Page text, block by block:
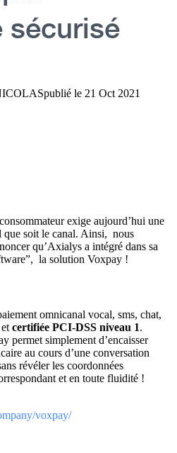
sécurisé
publié le 21 Oct 2021
exige aujourd’hui une
que soit le canal. Ainsi, nous
qu’Axialys a intégré dans sa
la solution Voxpay !
omnicanal vocal, sms, chat,
certifiée PCI-DSS niveau 1.
permet simplement d’encaisser
au cours d’une conversation
révéler les coordonnées
et en toute fluidité !
voxpay/